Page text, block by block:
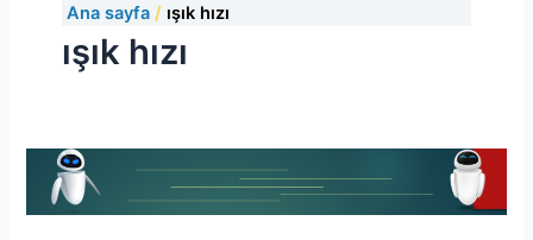
Ana sayfa ışık hızı
ışık hızı